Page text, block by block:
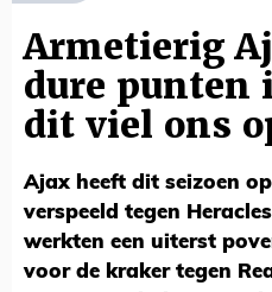
Armetierig
dure punten
dit viel ons
Ajax heeft dit seizoen
verspeeld tegen
werkten een uiterst
voor de kraker tegen